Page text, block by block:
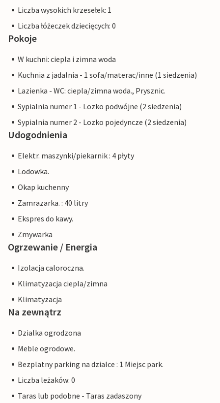
Liczba wysokich krzesełek: 1
Liczba łóżeczek dziecięcych: 0
Pokoje
W kuchni: ciepla i zimna woda
Kuchnia z jadalnia - 1 sofa/materac/inne (1 siedzenia)
Lazienka - WC: ciepla/zimna woda., Prysznic.
Sypialnia numer 1 - Lozko podwójne (2 siedzenia)
Sypialnia numer 2 - Lozko pojedyncze (2 siedzenia)
Udogodnienia
Elektr. maszynki/piekarnik : 4 płyty
Lodowka.
Okap kuchenny
Zamrazarka. : 40 litry
Ekspres do kawy.
Zmywarka
Ogrzewanie / Energia
Izolacja caloroczna.
Klimatyzacja ciepla/zimna
Klimatyzacja
Na zewnątrz
Dzialka ogrodzona
Meble ogrodowe.
Bezplatny parking na dzialce : 1 Miejsc park.
Liczba leżaków: 0
Taras lub podobne - Taras zadaszony